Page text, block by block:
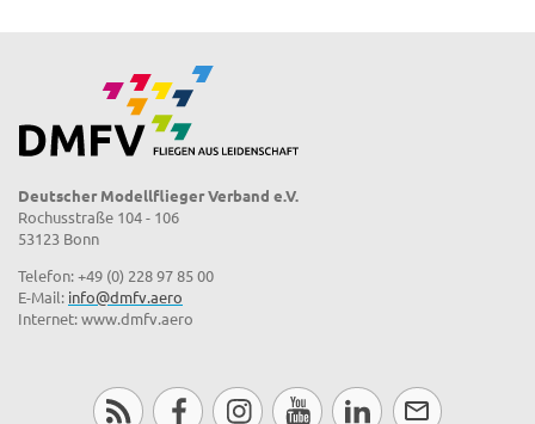
Deutscher Modellflieger Verband e.V.
Rochusstraße 104 - 106
53123 Bonn
Telefon: +49 (0) 228 97 85 00
E-Mail: info@dmfv.aero
Internet: www.dmfv.aero